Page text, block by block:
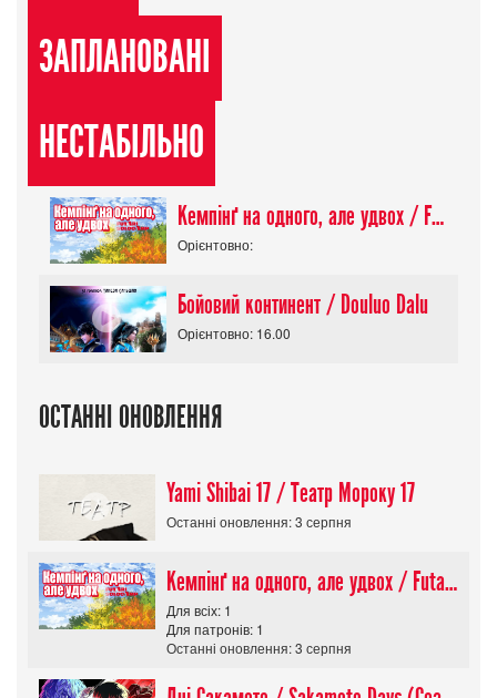
ЗАПЛАНОВАНІ
НЕСТАБІЛЬНО
Кемпінґ на одного, але удвох / Futari Solo Camp
Орієнтовно:
Бойовий континент / Douluo Dalu
Орієнтовно: 16.00
ОСТАННІ ОНОВЛЕННЯ
Yami Shibai 17 / Театр Мороку 17
Останні оновлення: 3 серпня
Кемпінґ на одного, але удвох / Futari Solo Camp
Для всіх: 1
Для патронів: 1
Останні оновлення: 3 серпня